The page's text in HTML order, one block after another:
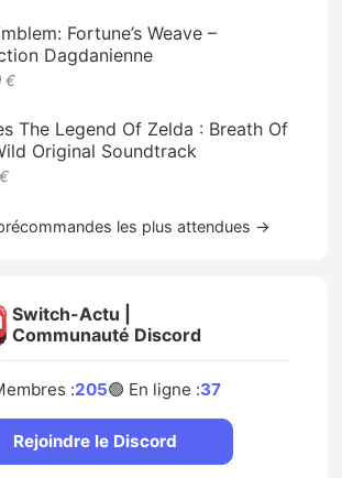
Fortune’s Weave –
Dagdanienne
€
The Legend Of Zelda : Breath Of
Original Soundtrack
les plus attendues →
Switch-Actu |
Communauté Discord
:205🟢 En ligne :37
Rejoindre le Discord